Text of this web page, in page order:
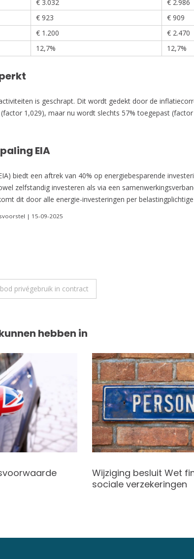
€ 3.032
€ 2.986
€ 923
€ 909
€ 1.200
€ 2.470
12,7% 12,7%
is geschrapt. Dit wordt gedekt door de
1,029), maar nu wordt slechts 57% toegepast
EIA
biedt een aftrek van 40% op energiebesparende
zelfstandig investeren als via een
dit door alle energie-investeringen per
| 15-09-2025
privégebruik in contract
hebben in
Wijziging besluit Wet
sociale verzekeringen